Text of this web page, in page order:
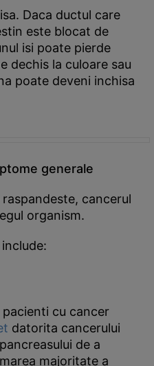
Daca ductul care
este blocat de
isi poate pierde
dechis la culoare sau
poate deveni inchisa
generale
cancerul
organism.
pacienti cu cancer
datorita cancerului
de a
majoritate a